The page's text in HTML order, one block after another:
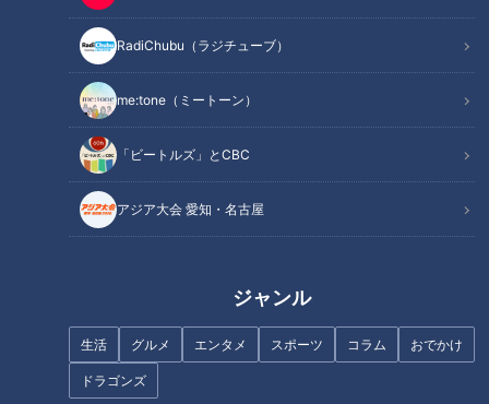
RadiChubu（ラジチューブ）
me:tone（ミートーン）
「ビートルズ」とCBC
アジア大会 愛知・名古屋
ジャンル
生活 グルメ エンタメ スポーツ コラム おでかけ
ドラゴンズ
「ストライクボールを見極められたり、打つべきボールをしっ
かり見極められるのが、私の特徴」
打っては巧みなバッティングでチャンスメイク。守ってはショ
ートのポジションで堅実な守備を誇る日本代表のキャプテン、
石川恭子選手。
（トヨタ自動車 切石結女選手）
「配球（リード）という所は楽しんでやっている」
相手バッターの特徴はすべてインプット。巧みなリードで投手
陣を引っ張る日本代表の扇の要、切石結女選手。
（トヨタ自動車 下山絵理選手）